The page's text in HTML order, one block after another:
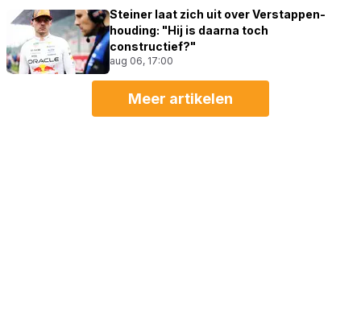
Steiner laat zich uit over Verstappen-
houding: "Hij is daarna toch
constructief?"
aug 06, 17:00
Meer artikelen